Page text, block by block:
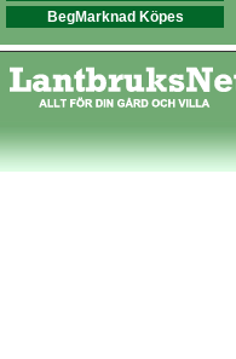
BegMarknad Köpes